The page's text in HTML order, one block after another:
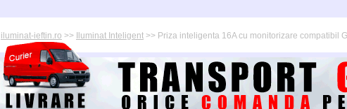
iluminat-ieftin.ro >> Iluminat Inteligent >> Priza inteligenta 16A cu monitorizare compatibil